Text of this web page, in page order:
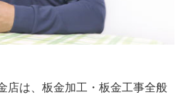
店は、板金加工・板金工事全般